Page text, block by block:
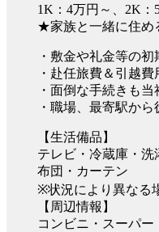
1K：4万円～、2K：
★家族と一緒に住め
・敷金や礼金等の
・赴任旅費＆引越費
・面倒な手続きも
・職場、最寄駅から
【生活備品】
テレビ・冷蔵庫・洗
布団・カーテン
※状況により異なる
【周辺情報】
コンビニ・スーパー